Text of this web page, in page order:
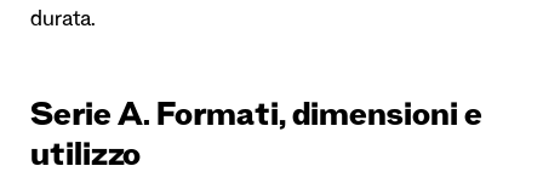
durata.
Serie A. Formati, dimensioni e
utilizzo